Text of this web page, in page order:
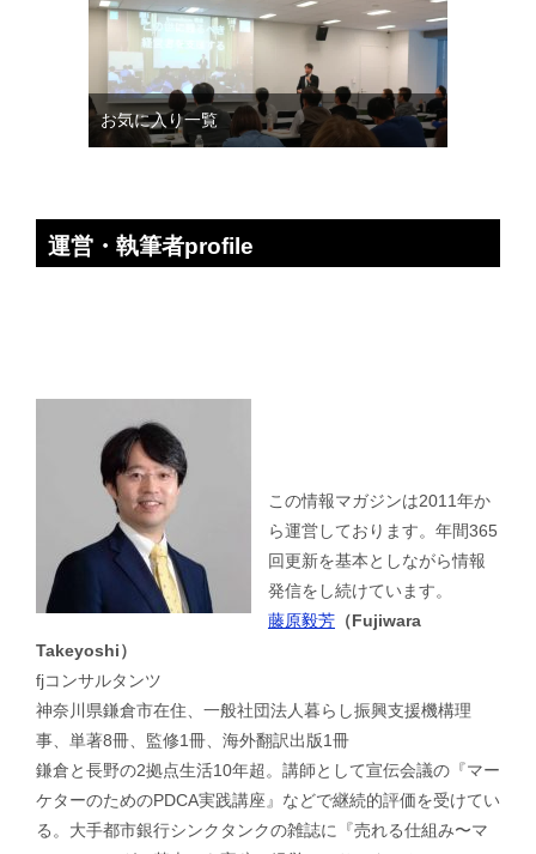
お気に入り一覧
運営・執筆者profile
この情報マガジンは2011年か
ら運営しております。年間365
回更新を基本としながら情報
発信をし続けています。
藤原毅芳 （Fujiwara
Takeyoshi）
fjコンサルタンツ
神奈川県鎌倉市在住、一般社団法人暮らし振興支援機構理
事、単著8冊、監修1冊、海外翻訳出版1冊
鎌倉と長野の2拠点生活10年超。講師として宣伝会議の『マー
ケターのためのPDCA実践講座』などで継続的評価を受けてい
る。大手都市銀行シンクタンクの雑誌に『売れる仕組み〜マ